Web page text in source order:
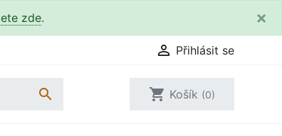
zde. ×
 Přihlásit se
 shopping_cart Košík (0)